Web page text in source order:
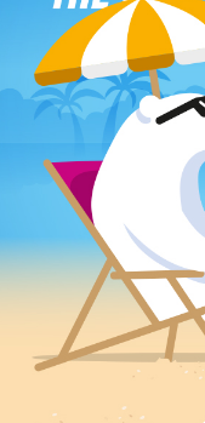
vidéo sur le site
de 24 heures. On
rapidement le